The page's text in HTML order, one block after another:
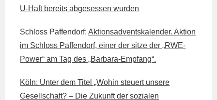
U-Haft bereits abgesessen wurden
Schloss Paffendorf:Aktionsadventskalender. Aktion
im Schloss Paffendorf, einer der sitze der „RWE-
Power“ am Tag des „Barbara-Empfang“.
Köln: Unter dem Titel „Wohin steuert unsere
Gesellschaft? – Die Zukunft der sozialen